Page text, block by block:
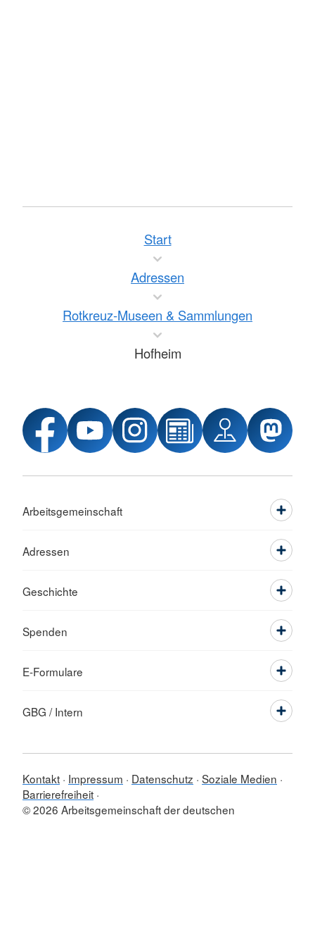
Start
Adressen
Rotkreuz-Museen & Sammlungen
Hofheim
Arbeitsgemeinschaft
Adressen
Geschichte
Spenden
E-Formulare
GBG / Intern
Kontakt Impressum Datenschutz Soziale Medien
Barrierefreiheit
© 2026 Arbeitsgemeinschaft der deutschen